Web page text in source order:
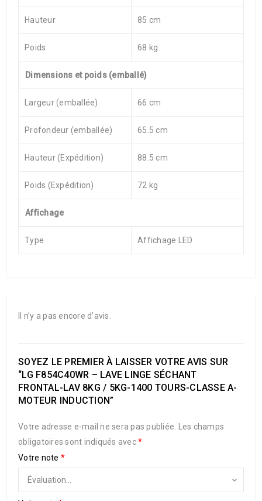
Hauteur 85 cm
Poids 68 kg
Dimensions et poids (emballé)
Largeur (emballée) 66 cm
Profondeur (emballée) 65.5 cm
Hauteur (Expédition) 88.5 cm
Poids (Expédition) 72 kg
Affichage
Type Affichage LED
Il n’y a pas encore d’avis.
SOYEZ LE PREMIER À LAISSER VOTRE AVIS SUR
“LG F854C40WR – LAVE LINGE SÉCHANT
FRONTAL-LAV 8KG / 5KG-1400 TOURS-CLASSE A-
MOTEUR INDUCTION”
Votre adresse e-mail ne sera pas publiée.
Les champs
obligatoires sont indiqués avec*
Votre note *